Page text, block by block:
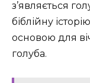
з’являється
біблійну
основою для
голуба.